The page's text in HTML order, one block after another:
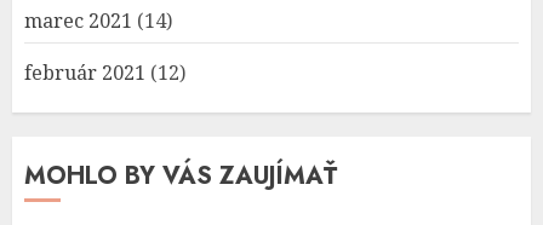
marec 2021 (14)
február 2021 (12)
MOHLO BY VÁS ZAUJÍMAŤ